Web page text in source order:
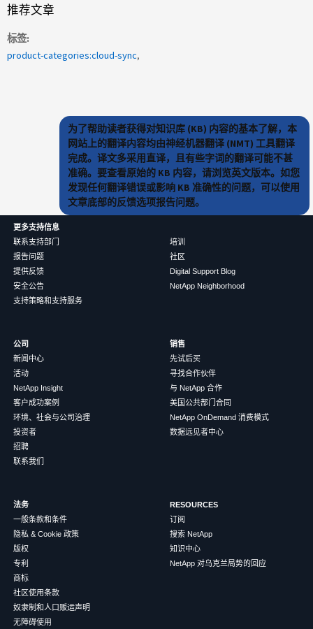
推荐文章
标签
product-categories:cloud-sync
为了帮助读者获得对知识库 (KB) 内容的基本了解，本
网站上的翻译内容均由神经机器翻译 (NMT) 工具翻译
完成。译文多采用直译，且有些字词的翻译可能不甚
准确。要查看原始的 KB 内容，请浏览英文版本。如您
发现任何翻译错误或影响 KB 准确性的问题，可以使用
文章底部的反馈选项报告问题。
更多支持信息
联系支持部门
报告问题
提供反馈
安全公告
支持策略和支持服务
培训
社区
Digital Support Blog
NetApp Neighborhood
公司
新闻中心
活动
NetApp Insight
客户成功案例
环境、社会与公司治理
投资者
招聘
联系我们
销售
先试后买
寻找合作伙伴
与 NetApp 合作
美国公共部门合同
NetApp OnDemand 消费模式
数据远见者中心
法务
一般条款和条件
隐私 & Cookie 政策
版权
专利
商标
社区使用条款
奴隶制和人口贩运声明
无障碍使用
RESOURCES
订阅
搜索 NetApp
知识中心
NetApp 对乌克兰局势的回应